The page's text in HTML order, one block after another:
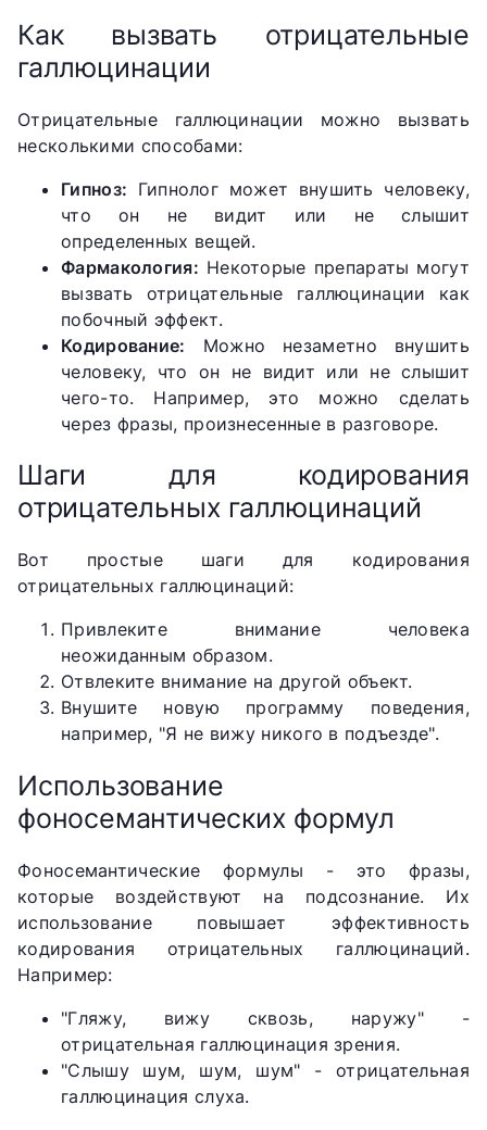
Как вызвать отрицательные
галлюцинации
Отрицательные галлюцинации можно вызвать
несколькими способами:
Гипноз: Гипнолог может внушить человеку,
что он не видит или не слышит
определенных вещей.
Фармакология: Некоторые препараты могут
вызвать отрицательные галлюцинации как
побочный эффект.
Кодирование: Можно незаметно внушить
человеку, что он не видит или не слышит
чего-то. Например, это можно сделать
через фразы, произнесенные в разговоре.
Шаги для кодирования
отрицательных галлюцинаций
Вот простые шаги для кодирования
отрицательных галлюцинаций:
Привлеките внимание человека
неожиданным образом.
Отвлеките внимание на другой объект.
Внушите новую программу поведения,
например, "Я не вижу никого в подъезде".
Использование
фоносемантических формул
Фоносемантические формулы - это фразы,
которые воздействуют на подсознание. Их
использование повышает эффективность
кодирования отрицательных галлюцинаций.
Например:
"Гляжу, вижу сквозь, наружу" -
отрицательная галлюцинация зрения.
"Слышу шум, шум, шум" - отрицательная
галлюцинация слуха.